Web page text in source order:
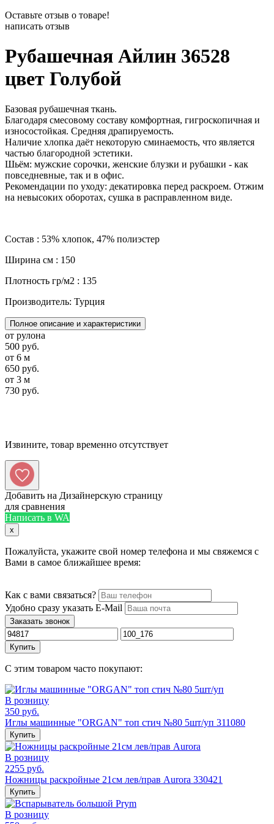
Оставьте отзыв о товаре!
написать отзыв
Рубашечная Айлин 36528
цвет Голубой
Базовая рубашечная ткань.
Благодаря смесовому составу комфортная, гигроскопичная и
износостойкая. Средняя драпируемость.
Наличие хлопка даёт некоторую сминаемость, что является
частью благородной эстетики.
Шьём: мужские сорочки, женские блузки и рубашки - как
повседневные, так и в офис.
Рекомендации по уходу: декатировка перед раскроем. Отжим
на невысоких оборотах, сушка в расправленном виде.
Состав : 53% хлопок, 47% полиэстер
Ширина см : 150
Плотность гр/м2 : 135
Производитель: Турция
Полное описание и характеристики
от рулона
500 руб.
от 6 м
650 руб.
от 3 м
730 руб.
Извините, товар временно отсутствует
Добавить на Дизайнерскую страницу
для сравнения
Написать в WA
x
Пожалуйста, укажите свой номер телефона и мы свяжемся с
Вами в самое ближайшее время:
Как с вами связаться?
Удобно сразу указать E-Mail
Заказать звонок
Купить
С этим товаром часто покупают:
В розницу
350 руб.
Иглы машинные "ORGAN" топ стич №80 5шт/уп 311080
Купить
В розницу
2255 руб.
Ножницы раскройные 21см лев/прав Aurora 330421
Купить
В розницу